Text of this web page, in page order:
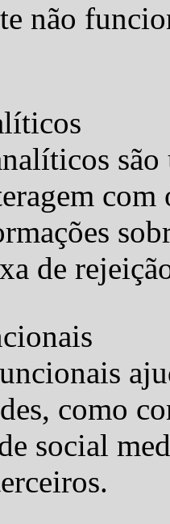
não
são
com
de
como
social